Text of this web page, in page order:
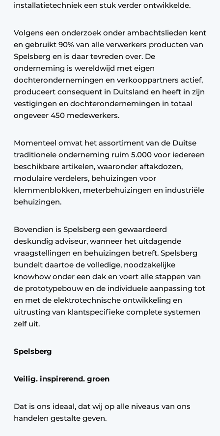
installatietechniek een stuk verder ontwikkelde.
Volgens een onderzoek onder ambachtslieden kent
en gebruikt 90% van alle verwerkers producten van
Spelsberg en is daar tevreden over. De
onderneming is wereldwijd met eigen
dochterondernemingen en verkooppartners actief,
produceert consequent in Duitsland en heeft in zijn
vestigingen en dochterondernemingen in totaal
ongeveer 450 medewerkers.
Momenteel omvat het assortiment van de Duitse
traditionele onderneming ruim 5.000 voor iedereen
beschikbare artikelen, waaronder aftakdozen,
modulaire verdelers, behuizingen voor
klemmenblokken, meterbehuizingen en industriële
behuizingen.
Bovendien is Spelsberg een gewaardeerd
deskundig adviseur, wanneer het uitdagende
vraagstellingen en behuizingen betreft. Spelsberg
bundelt daartoe de volledige, noodzakelijke
knowhow onder een dak en voert alle stappen van
de prototypebouw en de individuele aanpassing tot
en met de elektrotechnische ontwikkeling en
uitrusting van klantspecifieke complete systemen
zelf uit.
Spelsberg
Veilig. inspirerend. groen
Dat is ons ideaal, dat wij op alle niveaus van ons
handelen gestalte geven.